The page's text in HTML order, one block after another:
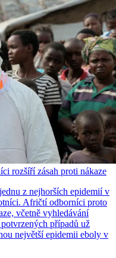
rozšíří zásah proti nákaze
z nejhorších epidemií v
Afričtí odborníci proto
včetně vyhledávání
případů už
největší epidemii eboly v